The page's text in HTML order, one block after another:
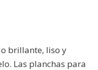
brillante, liso y
Las planchas para